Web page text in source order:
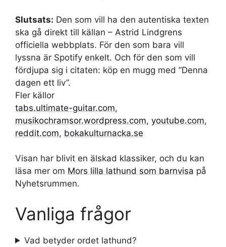
Slutsats: Den som vill ha den autentiska texten
ska gå direkt till källan – Astrid Lindgrens
officiella webbplats. För den som bara vill
lyssna är Spotify enkelt. Och för den som vill
fördjupa sig i citaten: köp en mugg med ”Denna
dagen ett liv”.
Fler källor
tabs.ultimate-guitar.com,
musikochramsor.wordpress.com, youtube.com,
reddit.com, bokakulturnacka.se
Visan har blivit en älskad klassiker, och du kan
läsa mer om Mors lilla lathund som barnvisa på
Nyhetsrummen.
Vanliga frågor
Vad betyder ordet lathund?